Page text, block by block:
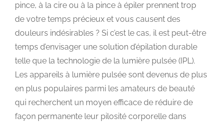
pince, à la cire ou à la pince à épiler prennent trop
de votre temps précieux et vous causent des
douleurs indésirables ? Si c’est le cas, il est peut-être
temps d’envisager une solution d’épilation durable
telle que la technologie de la lumière pulsée (IPL).
Les appareils à lumière pulsée sont devenus de plus
en plus populaires parmi les amateurs de beauté
qui recherchent un moyen efficace de réduire de
façon permanente leur pilosité corporelle dans